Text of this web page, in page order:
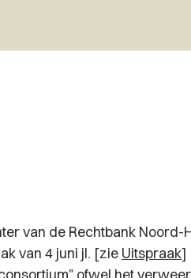
van de Rechtbank Noord-
van 4 juni jl. [zie Uitspraak]